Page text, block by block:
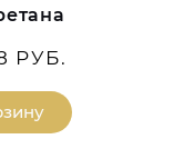
РУБ.